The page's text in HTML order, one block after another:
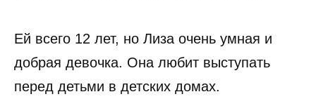
Ей всего 12 лет, но Лиза очень умная и
добрая девочка. Она любит выступать
перед детьми в детских домах.